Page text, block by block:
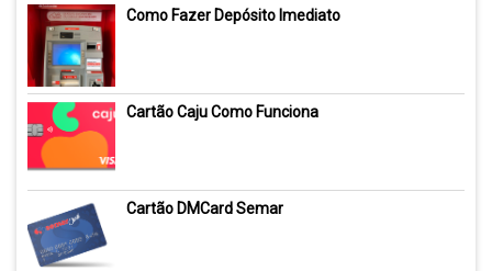
Como Fazer Depósito Imediato
Cartão Caju Como Funciona
Cartão DMCard Semar